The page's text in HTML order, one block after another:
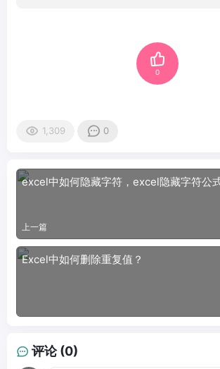
0
1,309 0
excel中如何隐藏字符，excel隐藏字符公
上一篇
Excel中如何删除重复值？
评论 (0)